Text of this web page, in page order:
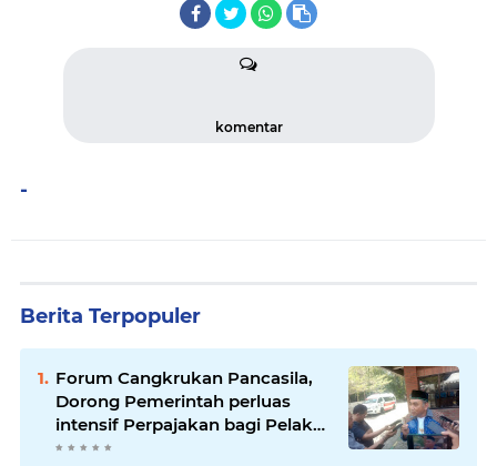
komentar
-
Berita Terpopuler
Forum Cangkrukan Pancasila,
Dorong Pemerintah perluas
intensif Perpajakan bagi Pelaku
Usaha UMKM.